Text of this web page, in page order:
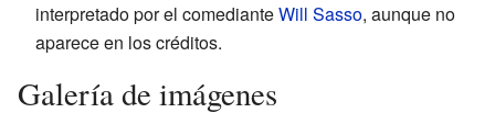
interpretado por el comedianteWill Sasso, aunque no
aparece en los créditos.
Galería de imágenes